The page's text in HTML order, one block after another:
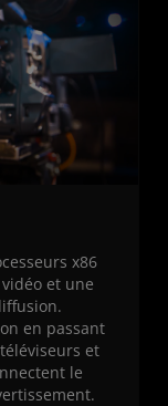
x86
et une
en passant
et
le